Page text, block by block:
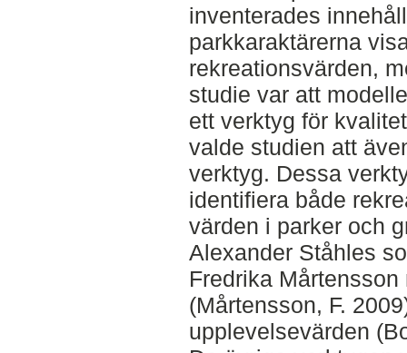
inventerades
parkkaraktärerna
rekreationsvärden,
studie var att
ett verktyg för
valde studien att
verktyg. Dessa
identifiera både
värden i parker och
Alexander Ståhles
Fredrika
(Mårtensson, F.
upplevelsevärden